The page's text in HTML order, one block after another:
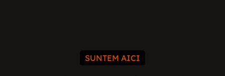
SUNTEM AICI